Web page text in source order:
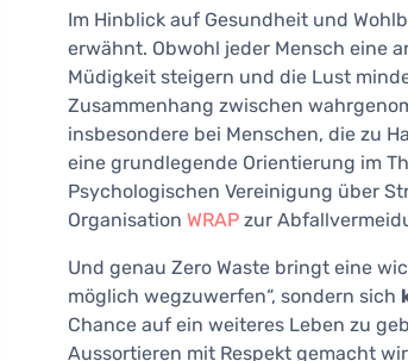
Im Hinblick auf Gesundheit und
erwähnt. Obwohl jeder Mensch eine
Müdigkeit steigern und die Lust
Zusammenhang zwischen
insbesondere bei Menschen, die zu
eine grundlegende Orientierung im
Psychologischen Vereinigung über
Organisation WRAP zur
Und genau Zero Waste bringt eine
möglich wegzuwerfen“, sondern sich
Chance auf ein weiteres Leben zu
Aussortieren mit Respekt gemacht